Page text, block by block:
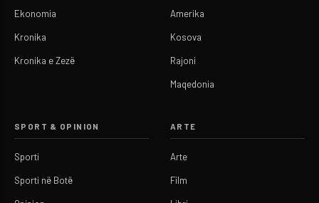
Ekonomia
Kronika
Kronika e Zezë
Amerika
Kosova
Rajoni
Maqedonia
SPORT & OPINION
Sporti
Sporti në Botë
ARTE
Arte
Film